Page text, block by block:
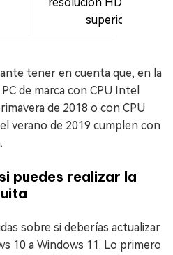
superior
tener en cuenta que, en la
de marca con CPU Intel
de 2018 o con CPU
verano de 2019 cumplen con
puedes realizar la
sobre si deberías actualizar
10 a Windows 11. Lo primero